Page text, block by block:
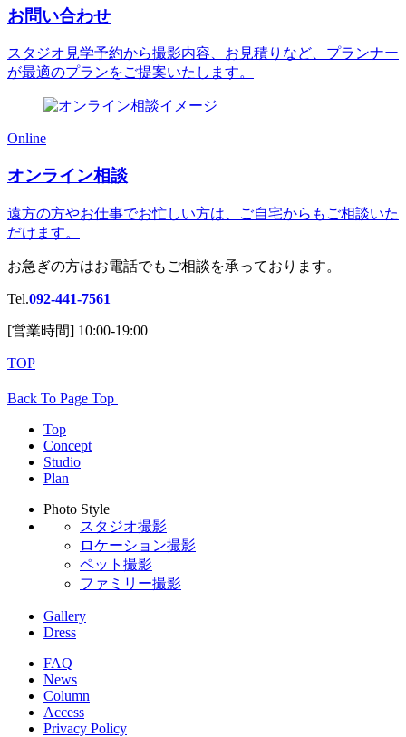
お問い合わせ
スタジオ見学予約から撮影内容、お見積りなど、 プランナー
が最適のプランをご提案いたします。
Online
オンライン相談
遠方の方やお仕事でお忙しい方は、
ご自宅からもご相談いた
だけます。
お急ぎの方はお電話でもご相談を承っております。
Tel.092-441-7561
[営業時間] 10:00-19:00
TOP
Back To Page Top
Top
Concept
Studio
Plan
Photo Style
スタジオ撮影
ロケーション撮影
ペット撮影
ファミリー撮影
Gallery
Dress
FAQ
News
Column
Access
Privacy Policy